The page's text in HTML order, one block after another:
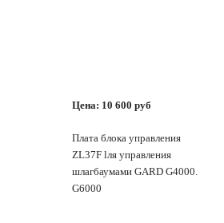
Цена: 10 600 руб
Плата блока управления
ZL37F lля управления
шлагбаумами GARD G4000.
G6000